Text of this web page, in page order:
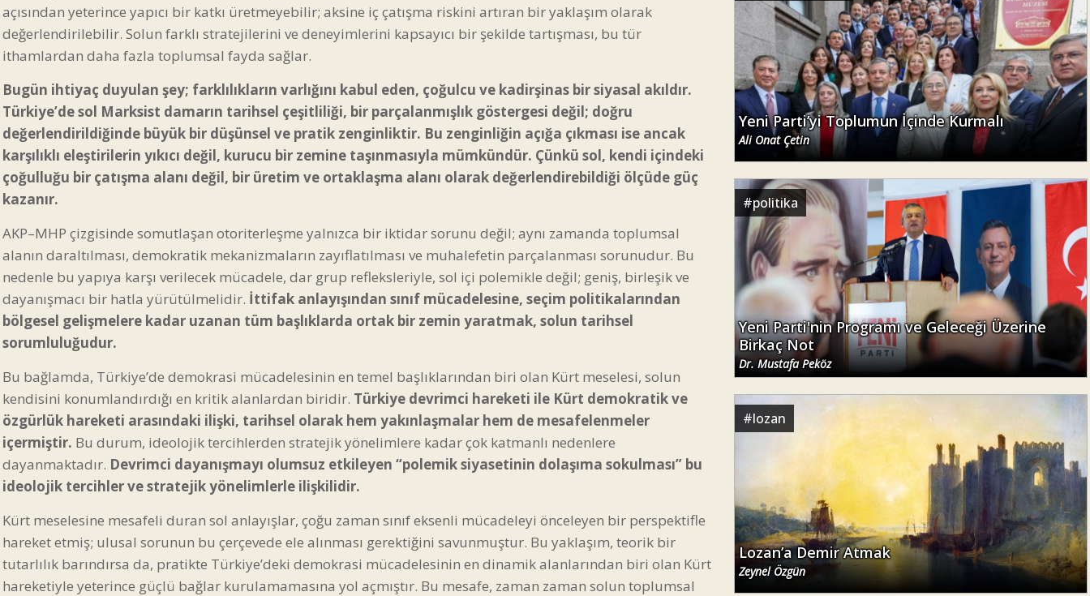
açısından yeterince yapıcı bir katkı üretmeyebilir; aksine iç çatışma riskini artıran bir yaklaşım olarak
değerlendirilebilir. Solun farklı stratejilerini ve deneyimlerini kapsayıcı bir şekilde tartışması, bu tür
ithamlardan daha fazla toplumsal fayda sağlar.
Bugün ihtiyaç duyulan şey; farklılıkların varlığını kabul eden, çoğulcu ve kadirşinas bir siyasal akıldır.
Türkiye’de sol Marksist damarın tarihsel çeşitliliği, bir parçalanmışlık göstergesi değil; doğru
değerlendirildiğinde büyük bir düşünsel ve pratik zenginliktir. Bu zenginliğin açığa çıkması ise ancak
karşılıklı eleştirilerin yıkıcı değil, kurucu bir zemine taşınmasıyla mümkündür. Çünkü sol, kendi içindeki
çoğulluğu bir çatışma alanı değil, bir üretim ve ortaklaşma alanı olarak değerlendirebildiği ölçüde güç
kazanır.
AKP–MHP çizgisinde somutlaşan otoriterleşme yalnızca bir iktidar sorunu değil; aynı zamanda toplumsal
alanın daraltılması, demokratik mekanizmaların zayıflatılması ve muhalefetin parçalanması sorunudur. Bu
nedenle bu yapıya karşı verilecek mücadele, dar grup refleksleriyle, sol içi polemikle değil; geniş, birleşik ve
dayanışmacı bir hatla yürütülmelidir. İttifak anlayışından sınıf mücadelesine, seçim politikalarından
bölgesel gelişmelere kadar uzanan tüm başlıklarda ortak bir zemin yaratmak, solun tarihsel
sorumluluğudur.
Bu bağlamda, Türkiye’de demokrasi mücadelesinin en temel başlıklarından biri olan Kürt meselesi, solun
kendisini konumlandırdığı en kritik alanlardan biridir. Türkiye devrimci hareketi ile Kürt demokratik ve
özgürlük hareketi arasındaki ilişki, tarihsel olarak hem yakınlaşmalar hem de mesafelenmeler
içermiştir. Bu durum, ideolojik tercihlerden stratejik yönelimlere kadar çok katmanlı nedenlere
dayanmaktadır. Devrimci dayanışmayı olumsuz etkileyen “polemik siyasetinin dolaşıma sokulması” bu
ideolojik tercihler ve stratejik yönelimlerle ilişkilidir.
Kürt meselesine mesafeli duran sol anlayışlar, çoğu zaman sınıf eksenli mücadeleyi önceleyen bir perspektifle
hareket etmiş; ulusal sorunun bu çerçevede ele alınması gerektiğini savunmuştur. Bu yaklaşım, teorik bir
tutarlılık barındırsa da, pratikte Türkiye’deki demokrasi mücadelesinin en dinamik alanlarından biri olan Kürt
hareketiyle yeterince güçlü bağlar kurulamamasına yol açmıştır. Bu mesafe, zaman zaman solun toplumsal
Yeni Parti’yi Toplumun İçinde Kurmalı
Ali Onat Çetin
#politika
Yeni Parti'nin Programı ve Geleceği Üzerine
Birkaç Not
Dr. Mustafa Peköz
#lozan
Lozan’a Demir Atmak
Zeynel Özgün